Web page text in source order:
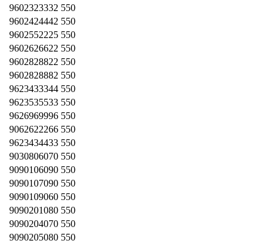
9602323332 550
9602424442 550
9602552225 550
9602626622 550
9602828822 550
9602828882 550
9623433344 550
9623535533 550
9626969996 550
9062622266 550
9623434433 550
9030806070 550
9090106090 550
9090107090 550
9090109060 550
9090201080 550
9090204070 550
9090205080 550